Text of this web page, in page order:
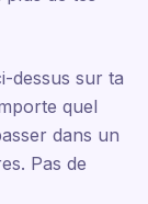
dessus sur ta
quel
dans un
Pas de